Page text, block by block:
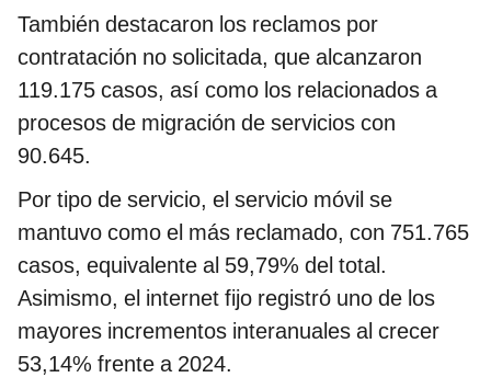
También destacaron los reclamos por
contratación no solicitada, que alcanzaron
119.175 casos, así como los relacionados a
procesos de migración de servicios con
90.645.
Por tipo de servicio, el servicio móvil se
mantuvo como el más reclamado, con 751.765
casos, equivalente al 59,79% del total.
Asimismo, el internet fijo registró uno de los
mayores incrementos interanuales al crecer
53,14% frente a 2024.